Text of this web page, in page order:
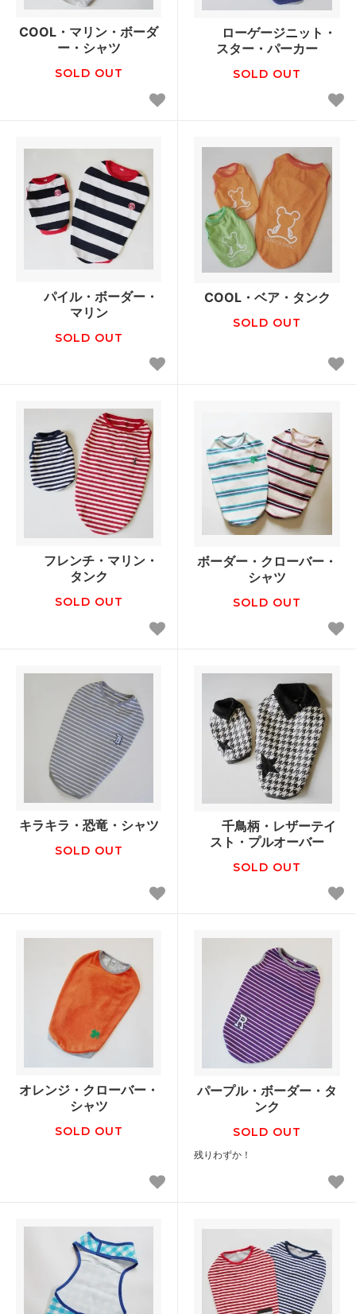
COOL・マリン・ボーダ
ー・シャツ
SOLD OUT
ローゲージニット・
スター・パーカー
SOLD OUT
パイル・ボーダー・
マリン
SOLD OUT
COOL・ベア・タンク
SOLD OUT
フレンチ・マリン・
タンク
SOLD OUT
ボーダー・クローバー・
シャツ
SOLD OUT
キラキラ・恐竜・シャツ
SOLD OUT
千鳥柄・レザーテイ
スト・プルオーバー
SOLD OUT
オレンジ・クローバー・
シャツ
SOLD OUT
パープル・ボーダー・タ
ンク
SOLD OUT
残りわずか！